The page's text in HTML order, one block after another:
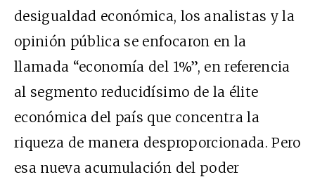
desigualdad económica, los analistas y la
opinión pública se enfocaron en la
llamada “economía del 1%”, en referencia
al segmento reducidísimo de la élite
económica del país que concentra la
riqueza de manera desproporcionada. Pero
esa nueva acumulación del poder